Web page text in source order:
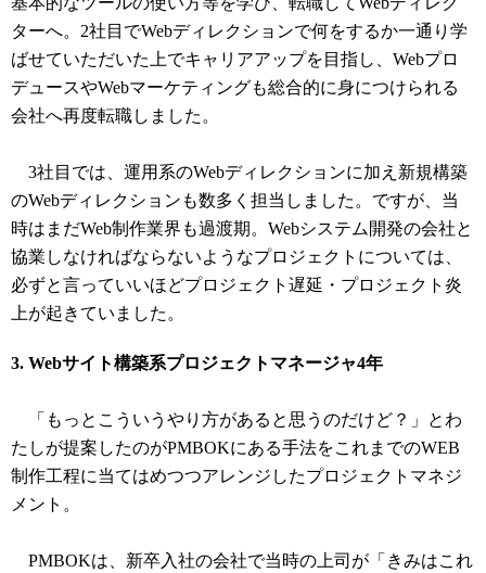
ターへ。2社目でWebディレクションで何をするか一通り学
ばせていただいた上でキャリアアップを目指し、Webプロ
デュースやWebマーケティングも総合的に身につけられる
会社へ再度転職しました。
3社目では、運用系のWebディレクションに加え新規構築
のWebディレクションも数多く担当しました。ですが、当
時はまだWeb制作業界も過渡期。Webシステム開発の会社と
協業しなければならないようなプロジェクトについては、
必ずと言っていいほどプロジェクト遅延・プロジェクト炎
上が起きていました。
3. Webサイト構築系プロジェクトマネージャ4年
「もっとこういうやり方があると思うのだけど？」とわ
たしが提案したのがPMBOKにある手法をこれまでのWEB
制作工程に当てはめつつアレンジしたプロジェクトマネジ
メント。
PMBOKは、新卒入社の会社で当時の上司が「きみはこれ